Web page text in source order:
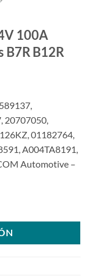
100A
B7R B12R
20707050,
01182764,
A004TA8191,
Automotive –